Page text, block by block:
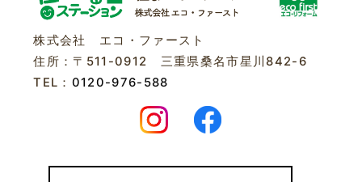
株式会社 エコ・ファースト
住所：〒511-0912 三重県桑名市星川842-6
TEL： 0120-976-588